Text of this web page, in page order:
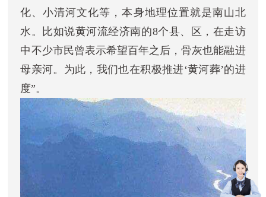
化、小清河文化等，本身地理位置就是南山北
水。比如说黄河流经济南的8个县、区，在走访
中不少市民曾表示希望百年之后，骨灰也能融进
母亲河。为此，我们也在积极推进‘黄河葬’的进
度”。